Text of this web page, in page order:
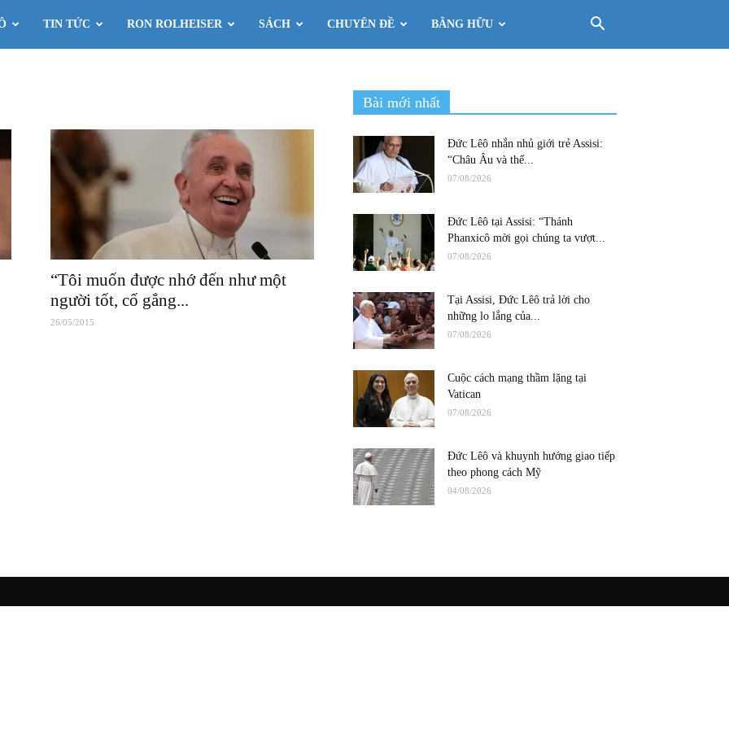
TIN TỨC RON ROLHEISER SÁCH CHUYÊN ĐỀ BẰNG HỮU
“Tôi muốn được nhớ đến như một
người tốt, cố gắng...
26/05/2015
Bài mới nhất
Đức Lêô nhắn nhủ giới trẻ Assisi:
“Châu Âu và thế...
07/08/2026
Đức Lêô tại Assisi: “Thánh
Phanxicô mời gọi chúng ta vượt...
07/08/2026
Tại Assisi, Đức Lêô trả lời cho
những lo lắng của...
07/08/2026
Cuộc cách mạng thầm lặng tại
Vatican
07/08/2026
Đức Lêô và khuynh hướng giao tiếp
theo phong cách Mỹ
04/08/2026